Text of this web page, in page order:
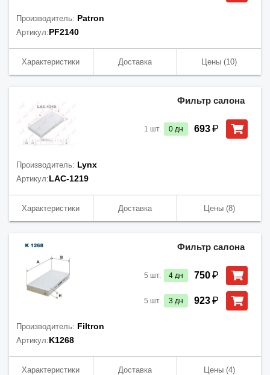
Производитель: Patron
Артикул:PF2140
Характеристики Доставка Цены (10)
Фильтр салона
1 шт. 0 дн 693₽
Производитель: Lynx
Артикул:LAC-1219
Характеристики Доставка Цены(8)
Фильтр салона
5 шт. 4 дн 750₽
5 шт. 3 дн 923₽
Производитель: Filtron
Артикул:K1268
Характеристики Доставка Цены(4)